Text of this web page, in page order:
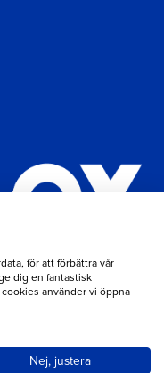
för att förbättra vår
dig en fantastisk
använder vi öppna
Nej, justera